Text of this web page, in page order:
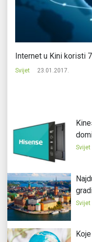
Internet u Kini koristi
Svijet 23.01.2017.
Svijet
Svijet